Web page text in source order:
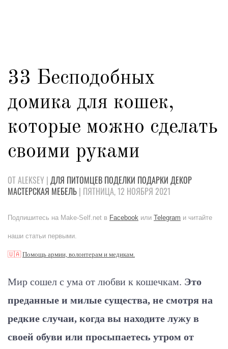
33 Бесподобных
домика для кошек,
которые можно сделать
своими руками
ОТ ALEKSEY | ДЛЯ ПИТОМЦЕВ ПОДЕЛКИ ПОДАРКИ ДЕКОР
МАСТЕРСКАЯ МЕБЕЛЬ | ПЯТНИЦА, 12 НОЯБРЯ 2021
Подпишитесь на Make-Self.net в Facebook или Telegram и читайте
наши статьи первыми.
🇺🇦Помощь армии, волонтерам и медикам.
Мир сошел с ума от любви к кошечкам. Это
преданные и милые существа, не смотря на
редкие случаи, когда вы находите лужу в
своей обуви или просыпаетесь утром от